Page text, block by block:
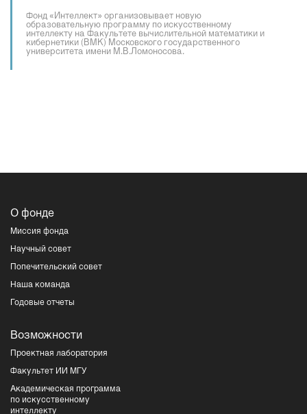
Фонд «Интеллект» организовывает новую
образовательную программу по искусственному
интеллекту на Факультете вычислительной математики и
кибернетики (ВМК) Московского государственного
университета имени М.В.Ломоносова.
О фонде
Миссия фонда
Научный совет
Попечительский совет
Наша команда
Годовые отчеты
Возможности
Проектная лаборатория
Факультет ИИ МГУ
Академическая программа
по искусственному
интеллекту